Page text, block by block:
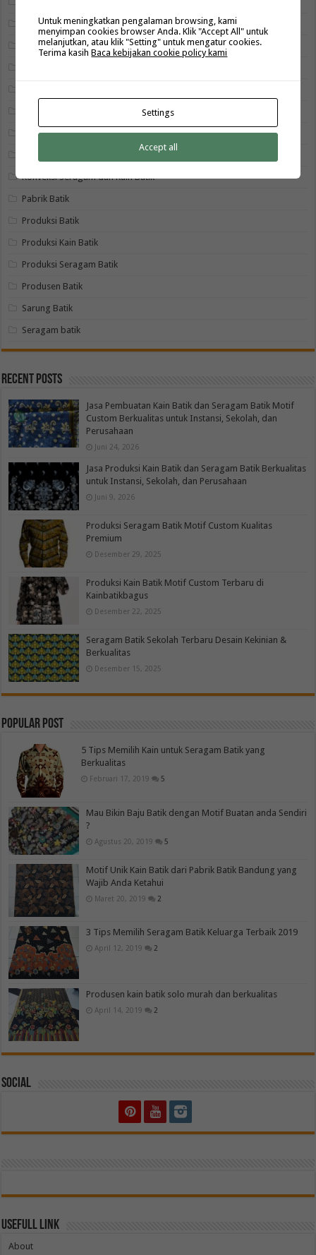
Grosir baju batik
Grosir Kain Batik
Kain Batik
Konveksi Seragam dan Kain Batik
Pabrik Batik
Produksi Batik
Produksi Kain Batik
Produksi Seragam Batik
Produsen Batik
Sarung Batik
Seragam batik
Recent Posts
Jasa Pembuatan Kain Batik dan Seragam Batik Motif
Custom Berkualitas untuk Instansi, Sekolah, dan
Perusahaan
Juni 24, 2026
Jasa Produksi Kain Batik dan Seragam Batik Berkualitas
untuk Instansi, Sekolah, dan Perusahaan
Juni 9, 2026
Produksi Seragam Batik Motif Custom Kualitas
Premium
Desember 29, 2025
Produksi Kain Batik Motif Custom Terbaru di
Kainbatikbagus
Desember 22, 2025
Seragam Batik Sekolah Terbaru Desain Kekinian &
Berkualitas
Desember 15, 2025
Popular Post
5 Tips Memilih Kain untuk Seragam Batik yang
Berkualitas
Februari 17, 2019 5
Mau Bikin Baju Batik dengan Motif Buatan anda Sendiri
?
Agustus 20, 2019 5
Motif Unik Kain Batik dari Pabrik Batik Bandung yang
Wajib Anda Ketahui
Maret 20, 2019 2
3 Tips Memilih Seragam Batik Keluarga Terbaik 2019
April 12, 2019 2
Produsen kain batik solo murah dan berkualitas
April 14, 2019 2
Social
Usefull Link
About
Untuk meningkatkan pengalaman browsing, kami
menyimpan cookies browser Anda. Klik "Accept All" untuk
melanjutkan, atau klik "Setting" untuk mengatur cookies.
Terima kasihBaca kebijakan cookie policy kami
Settings
Accept all